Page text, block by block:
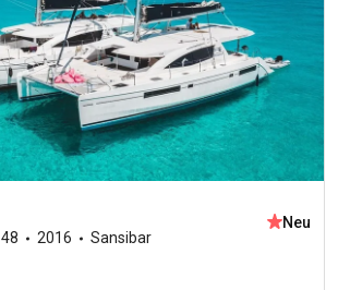
48 2016 Sansibar
Neu